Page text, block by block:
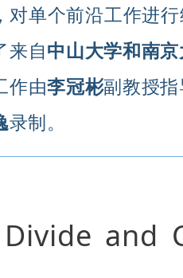
对单个前沿工作进
来自中山大学和南
作由李冠彬副教授
录制。
Divide and